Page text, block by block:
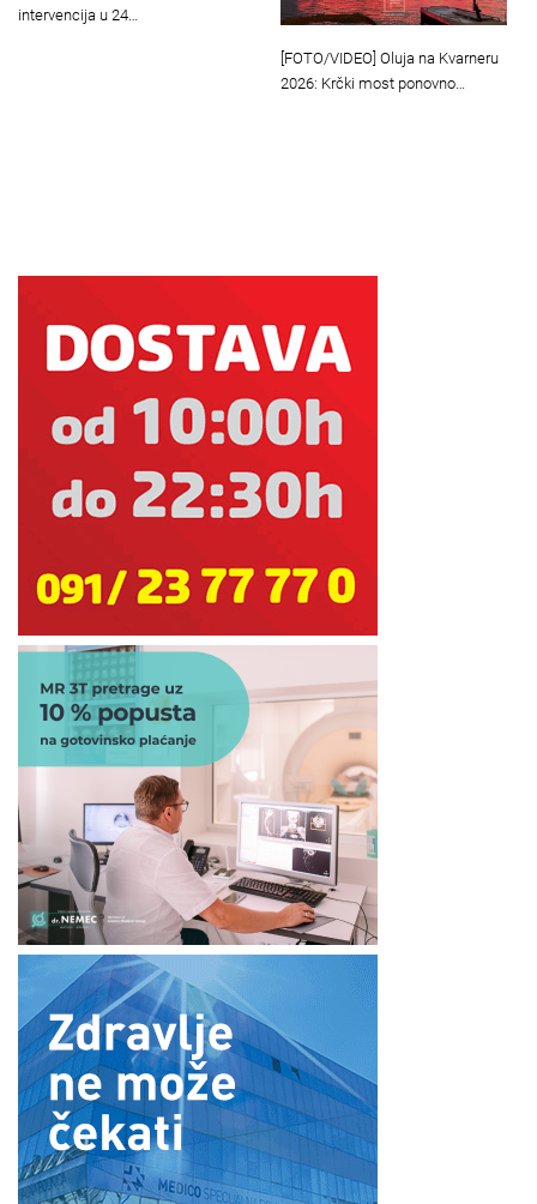
intervencija u 24…
[FOTO/VIDEO] Oluja na Kvarneru
2026: Krčki most ponovno…